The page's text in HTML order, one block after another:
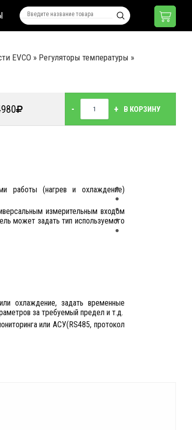
EVCO » Регуляторы температуры »
- + В КОРЗИНУ
работы (нагрев и охлаждение)
измерительным входом
может задать тип используемого
охлаждение, задать временные
за требуемый предел и т.д.
или АСУ(RS485, протокол